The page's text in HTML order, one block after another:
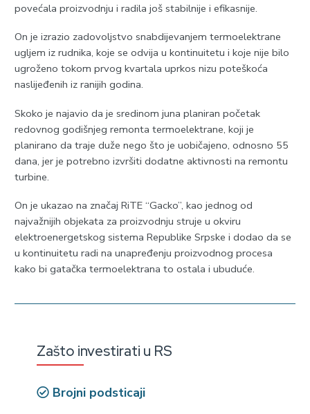
povećala proizvodnju i radila još stabilnije i efikasnije.
On je izrazio zadovoljstvo snabdijevanjem termoelektrane
ugljem iz rudnika, koje se odvija u kontinuitetu i koje nije bilo
ugroženo tokom prvog kvartala uprkos nizu poteškoća
naslijeđenih iz ranijih godina.
Skoko je najavio da je sredinom juna planiran početak
redovnog godišnjeg remonta termoelektrane, koji je
planirano da traje duže nego što je uobičajeno, odnosno 55
dana, jer je potrebno izvršiti dodatne aktivnosti na remontu
turbine.
On je ukazao na značaj RiTE “Gacko”, kao jednog od
najvažnijih objekata za proizvodnju struje u okviru
elektroenergetskog sistema Republike Srpske i dodao da se
u kontinuitetu radi na unapređenju proizvodnog procesa
kako bi gatačka termoelektrana to ostala i ubuduće.
Zašto investirati u RS
Brojni podsticaji